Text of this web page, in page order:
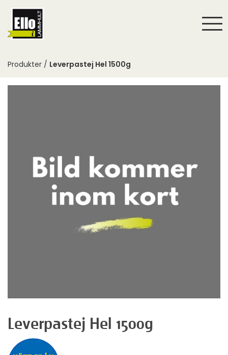
Produkter / Leverpastej Hel 1500g
Leverpastej Hel 1500g